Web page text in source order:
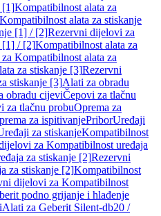
[1]Kompatibilnost alata za
alata za stiskanje
[1] / [2]Rezervni dijelovi za
[1] / [2]Kompatibilnost alata za
Kompatibilnost alata za
za stiskanje [3]Rezervni
stiskanje [3]Alati za obradu
obradu cijeviČepovi za tlačnu
za tlačnu probuOprema za
za ispitivanjePriborUređaji
za stiskanjeKompatibilnost
za Kompatibilnost uređaja
za stiskanje [2]Rezervni
za stiskanje [2]Kompatibilnost
dijelovi za Kompatibilnost
podno grijanje i hlađenje
Alati za Geberit Silent-db20 /